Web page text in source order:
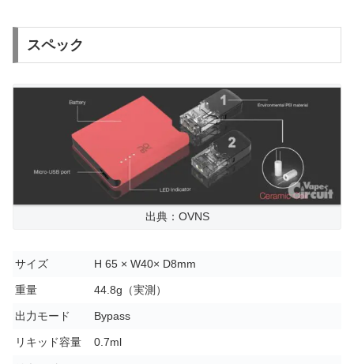
スペック
出典：OVNS
サイズ H 65 × W40× D8mm
重量 44.8g（実測）
出力モード Bypass
リキッド容量 0.7ml